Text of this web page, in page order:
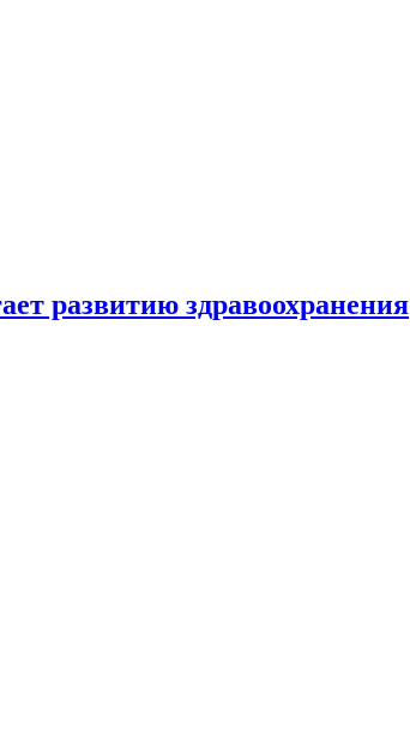
развитию здравоохранения